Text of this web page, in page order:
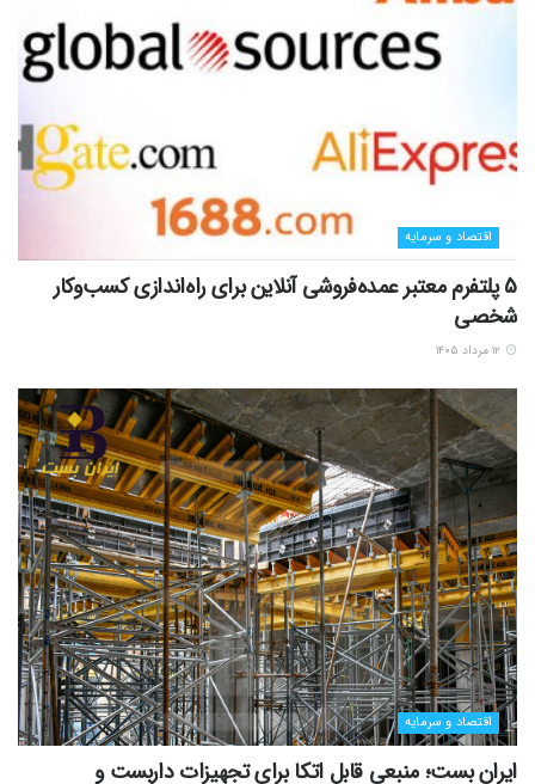
اقتصاد و سرمایه
5 پلتفرم معتبر عمده‌فروشی آنلاین برای راه‌اندازی کسب‌وکار
شخصی
اقتصاد و سرمایه
ایران بست؛ منبعی قابل اتکا برای تجهیزات داربست و